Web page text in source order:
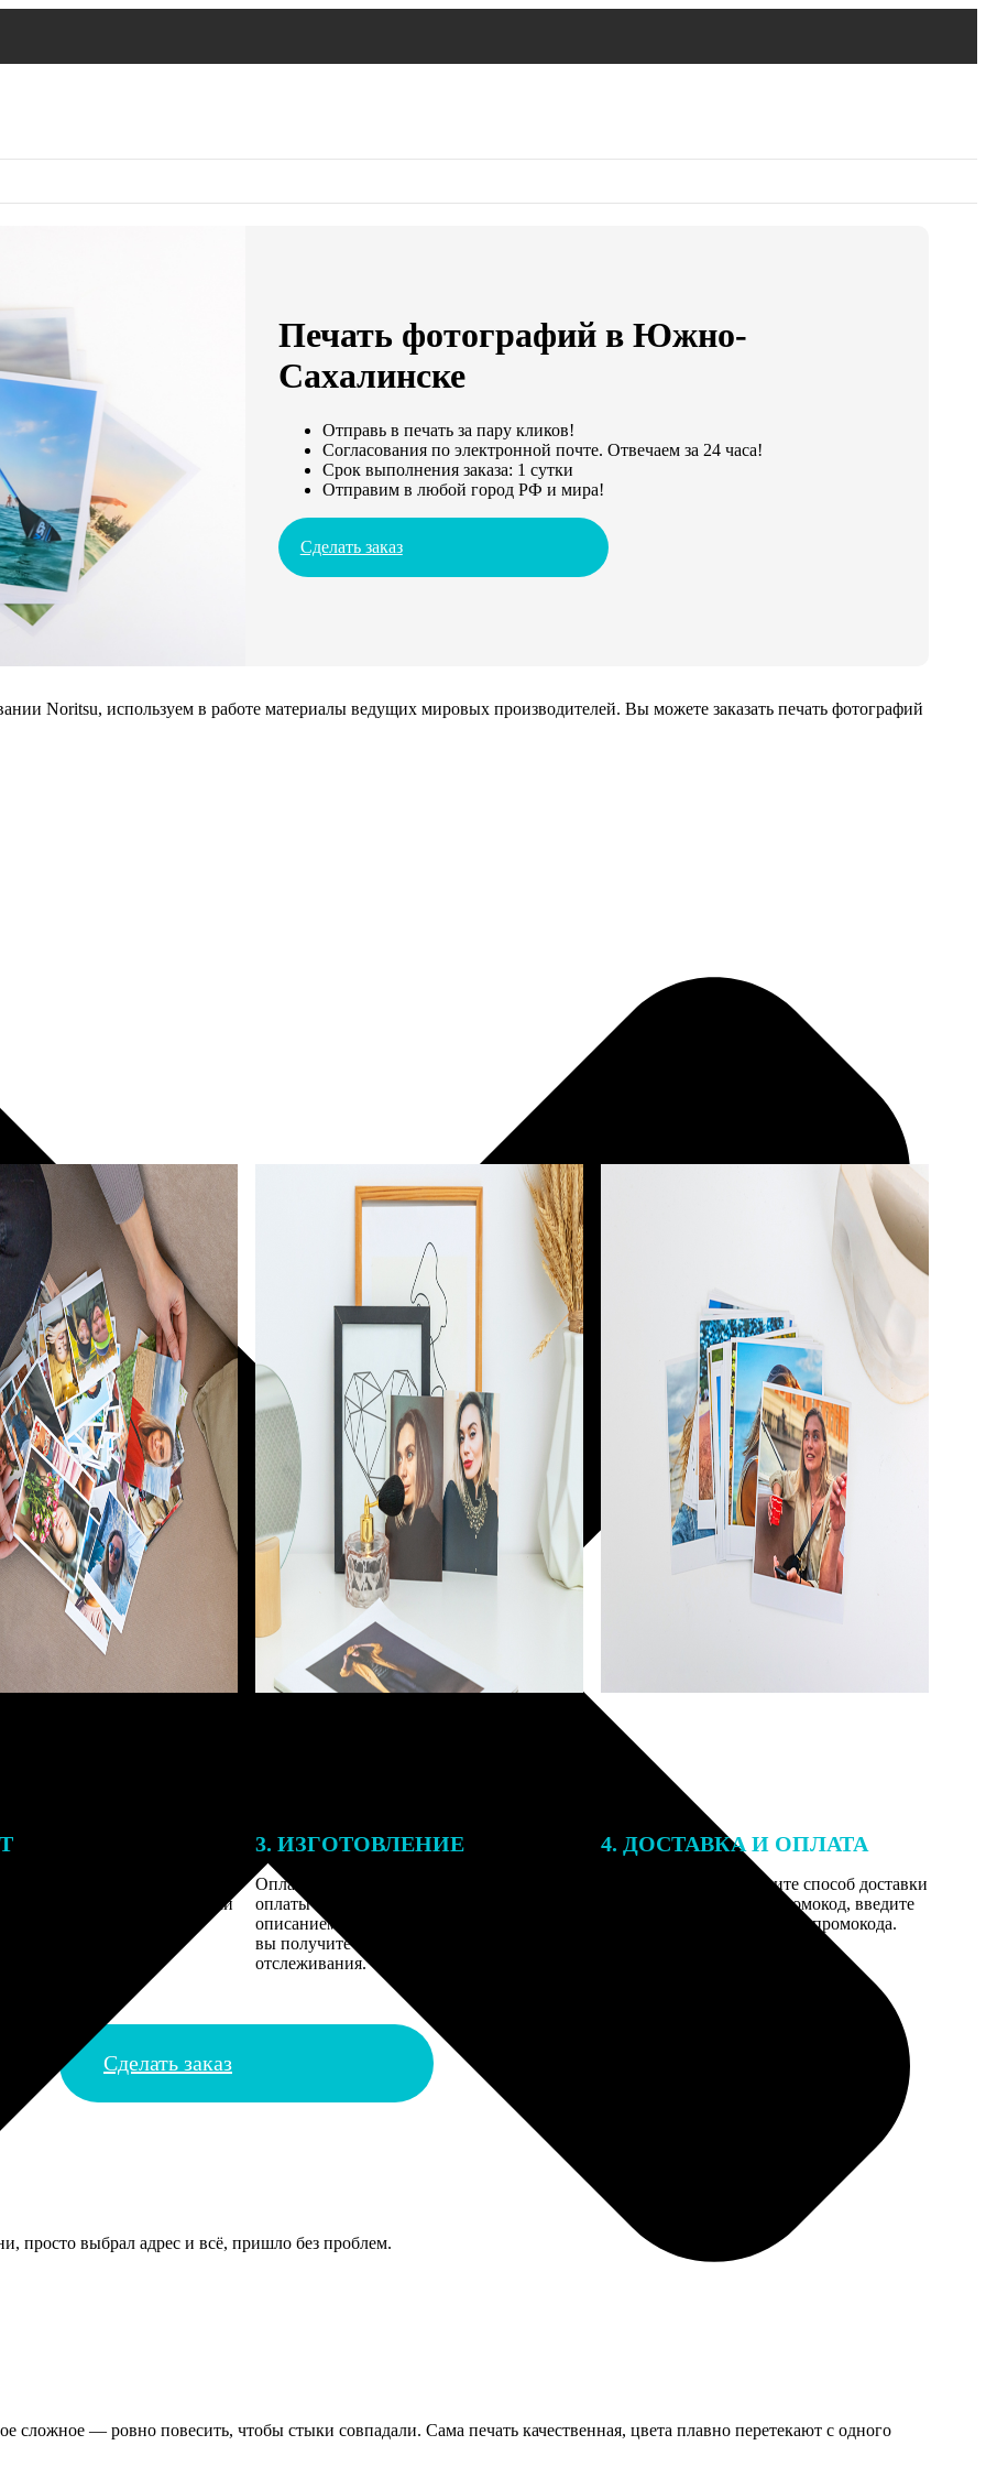
Печать фотографий в Южно-
Сахалинске
Отправь в печать за пару кликов!
Согласования по электронной почте. Отвечаем за 24 часа!
Срок выполнения заказа: 1 сутки
Отправим в любой город РФ и мира!
Сделать заказ
Noritsu, используем в работе материалы ведущих мировых производителей. Вы можете заказать печать фотографий
могут связаться с Вами
3. ИЗГОТОВЛЕНИЕ
Оплатите заказ банковской картой. После
оплаты получите подтверждение на email с
описанием заказа. Когда отправим заказ,
вы получите письмо с трек-номером для
отслеживания.
4. ДОСТАВКА И ОПЛАТА
Введите адрес и выберите способ доставки
заказа. Если у вас есть промокод, введите
его в специальное поле для промокода.
Сделать заказ
просто выбрал адрес и всё, пришло без проблем.
сложное — ровно повесить, чтобы стыки совпадали. Сама печать качественная, цвета плавно перетекают с одного